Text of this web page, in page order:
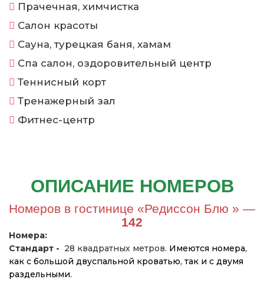
Прачечная, химчистка
Салон красоты
Сауна, турецкая баня, хамам
Спа салон, оздоровительный центр
Теннисный корт
Тренажерный зал
Фитнес-центр
ОПИСАНИЕ НОМЕРОВ
Номеров в гостинице «Редиссон Блю » —
142
Номера:
Стандарт - 28 квадратных метров. Имеются номера,
как с большой двуспальной кроватью, так и с двумя
раздельными.